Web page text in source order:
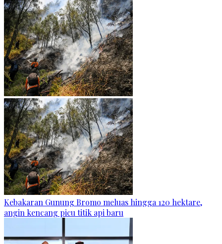
Kebakaran Gunung Bromo meluas hingga 120 hektare,
angin kencang picu titik api baru